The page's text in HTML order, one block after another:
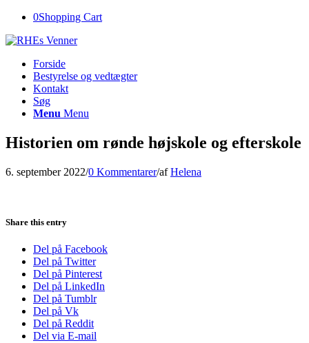
0Shopping Cart
Forside
Bestyrelse og vedtægter
Kontakt
Søg
Menu Menu
Historien om rønde højskole og efterskole
6. september 2022/0 Kommentarer/afHelena
Share this entry
Del på Facebook
Del på Twitter
Del på Pinterest
Del på LinkedIn
Del på Tumblr
Del på Vk
Del på Reddit
Del via E-mail